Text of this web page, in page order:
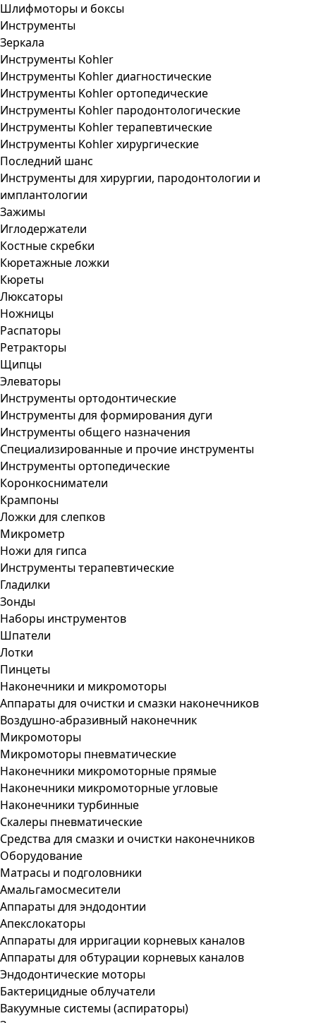
Шлифмоторы и боксы
Инструменты
Зеркала
Инструменты Kohler
Инструменты Kohler диагностические
Инструменты Kohler ортопедические
Инструменты Kohler пародонтологические
Инструменты Kohler терапевтические
Инструменты Kohler хирургические
Последний шанс
Инструменты для хирургии, пародонтологии и
имплантологии
Зажимы
Иглодержатели
Костные скребки
Кюретажные ложки
Кюреты
Люксаторы
Ножницы
Распаторы
Ретракторы
Щипцы
Элеваторы
Инструменты ортодонтические
Инструменты для формирования дуги
Инструменты общего назначения
Специализированные и прочие инструменты
Инструменты ортопедические
Коронкосниматели
Крампоны
Ложки для слепков
Микрометр
Ножи для гипса
Инструменты терапевтические
Гладилки
Зонды
Наборы инструментов
Шпатели
Лотки
Пинцеты
Наконечники и микромоторы
Аппараты для очистки и смазки наконечников
Воздушно-абразивный наконечник
Микромоторы
Микромоторы пневматические
Наконечники микромоторные прямые
Наконечники микромоторные угловые
Наконечники турбинные
Скалеры пневматические
Средства для смазки и очистки наконечников
Оборудование
Матрасы и подголовники
Амальгамосмесители
Аппараты для эндодонтии
Апекслокаторы
Аппараты для ирригации корневых каналов
Аппараты для обтурации корневых каналов
Эндодонтические моторы
Бактерицидные облучатели
Вакуумные системы (аспираторы)